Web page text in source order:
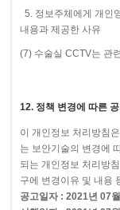
5. 정보주체에게 개인
내용과 제공한 사유
(7) 수술실 CCTV는 관
12. 정책 변경에 따른
이 개인정보 처리방침
는 보안기술의 변경에
되는 개인정보 처리방
구에 변경이유 및 내용
공고일자 : 2021년 07